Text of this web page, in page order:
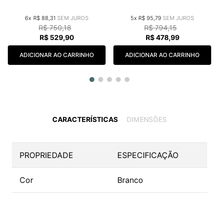
6 R$ 88 31
R$ 750,18
R$ 529,90
ADICIONAR AO CARRINHO
5 R$ 95 79
R$ 794,15
R$ 478,99
ADICIONAR AO CARRINHO
CARACTERÍSTICAS DIMENSÕES
PROPRIEDADE ESPECIFICAÇÃO
Cor Branco